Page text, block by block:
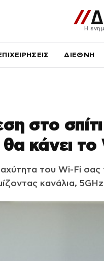
Η
ΔΙΕΘΝΗ
στο
θα κάνει
του Wi-Fi
κανάλια,